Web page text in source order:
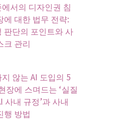
서의 디자인권 침
에 대한 법무 전략:
판단의 포인트와 사
크 관리
않는 AI 도입의 5
장에 스며드는 ‘실질
사내 규정’과 사내
행 방법